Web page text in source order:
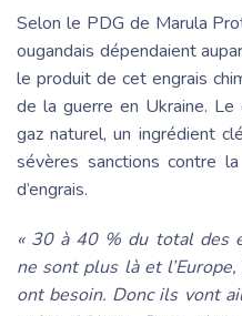
Selon le PDG de Marula
ougandais dépendaient
le produit de cet engrais
de la guerre en Ukraine.
gaz naturel, un ingrédient
sévères sanctions contre
d’engrais.
« 30 à 40 % du total des
ne sont plus là et
ont besoin. Donc ils vont